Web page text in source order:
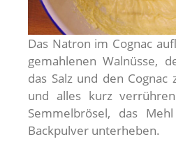
Das Natron im Cognac
gemahlenen Walnüsse,
das Salz und den Cognac
und alles kurz
Semmelbrösel, das
Backpulver unterheben.